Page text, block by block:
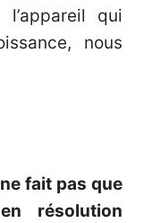
qui
nous
fait pas que
résolution